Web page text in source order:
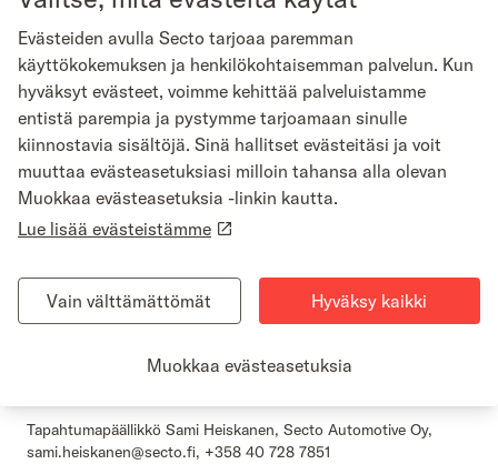
myös moottoriurheilulle. Kestävyystyö on välttämätöntä myös
siksi, että ralli voi laajentaa yleisöään ja tavoittaa perinteisen
moottoriurheiluväen lisäksi uusia kohderyhmiä”, toimitusjohtaja
Markus Vuolle sanoo.
Secto Rally Finlandin yhteydessä on jo otettu käyttöön useita
vähäpäästöisiä ratkaisuja. Esimerkiksi vähäpäästöiset
polttoaineet ovat olleet käytössä WRC-sarjassa vuodesta 2022
lähtien. Lisäksi tapahtuma on ollut mukana edistämässä tasa-
arvoa autourheilussa osana Girls on Track -ohjelmaa.
Rallin yhteydessä järjestetään 31.7. jo neljäs Spark the Future -
vastuullisuusfoorumi, joka kokoaa yhteen autoalan toimijoita
edistämään uusien kestävien ratkaisujen käyttöönottoa sekä
Tapahtumapäällikkö Sami Heiskanen, Secto Automotive Oy,
sami.heiskanen@secto.fi, +358 40 728 7851
Evästeiden avulla Secto tarjoaa paremman
käyttökokemuksen ja henkilökohtaisemman palvelun. Kun
hyväksyt evästeet, voimme kehittää palveluistamme
entistä parempia ja pystymme tarjoamaan sinulle
kiinnostavia sisältöjä. Sinä hallitset evästeitäsi ja voit
muuttaa evästeasetuksiasi milloin tahansa alla olevan
Muokkaa evästeasetuksia -linkin kautta.
Lue lisää evästeistämme
Vain välttämättömät Hyväksy kaikki
Muokkaa evästeasetuksia